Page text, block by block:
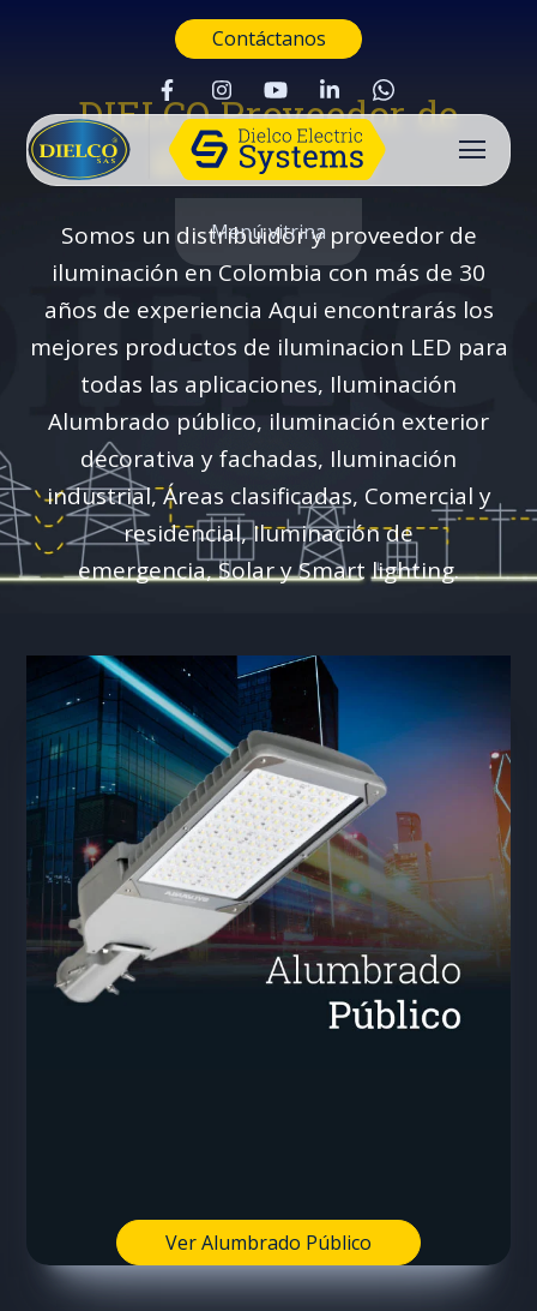
Contáctanos
Buscar
Menú vitrina
DIELCO Proveedor de
iluminación
Somos un distribuidor y proveedor de
iluminación en Colombia con más de 30
años de experiencia Aqui encontrarás los
mejores productos de iluminacion LED para
todas las aplicaciones, Iluminación
Alumbrado público, iluminación exterior
decorativa y fachadas, Iluminación
industrial, Áreas clasificadas, Comercial y
residencial, Iluminación de
emergencia, Solar y Smart lighting.
Ver Alumbrado Público